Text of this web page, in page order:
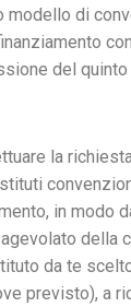
modello di
del
la
in modo
della
da te
previsto), a